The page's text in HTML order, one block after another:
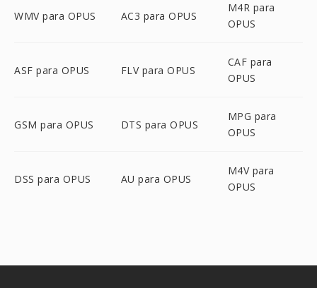
WMV para OPUS AC3 para OPUS
M4R para
OPUS
ASF para OPUS FLV para OPUS
CAF para
OPUS
GSM para OPUS DTS para OPUS
MPG para
OPUS
DSS para OPUS AU para OPUS
M4V para
OPUS